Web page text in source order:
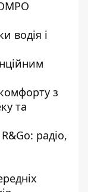
водія і
з
та
радіо,